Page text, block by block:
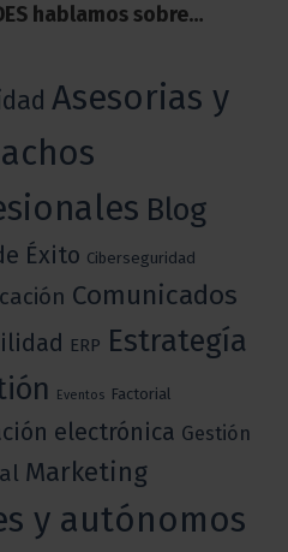
hablamos sobre…
Asesorias y
Blog
Éxito Ciberseguridad
Comunicados
ERP Estrategía
Eventos Factorial
electrónica Gestión
Marketing
y autónomos